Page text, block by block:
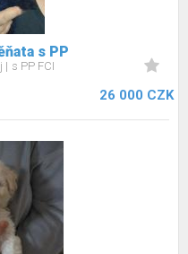
s PP
s PP FCI
26 000 CZK